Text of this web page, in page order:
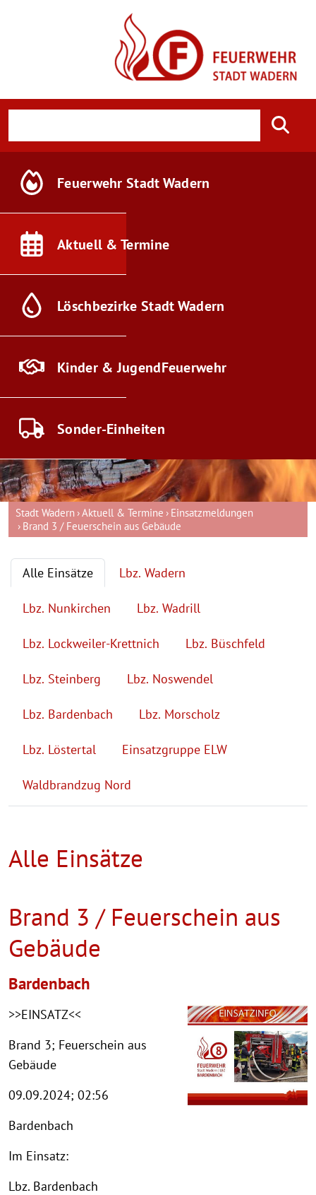
Feuerwehr Stadt Wadern
Aktuell & Termine
Löschbezirke Stadt Wadern
Kinder & JugendFeuerwehr
Sonder-Einheiten
Stadt Wadern Aktuell & Termine
Einsatzmeldungen
Brand 3 / Feuerschein aus Gebäude
Alle Einsätze Lbz. Wadern
Lbz. Nunkirchen Lbz. Wadrill
Lbz. Lockweiler-Krettnich Lbz. Büschfeld
Lbz. Steinberg Lbz. Noswendel
Lbz. Bardenbach Lbz. Morscholz
Lbz. Löstertal Einsatzgruppe ELW
Waldbrandzug Nord
Alle Einsätze
Brand 3 / Feuerschein aus
Gebäude
Bardenbach
>>EINSATZ<<
Brand 3; Feuerschein aus
Gebäude
09.09.2024; 02:56
Bardenbach
Im Einsatz:
Lbz. Bardenbach